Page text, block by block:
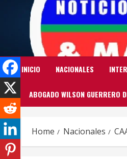
INICIO NACIONALES
ABOGADO WILSON GUERRERO
Home Nacionales